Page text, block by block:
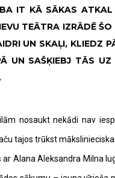
IT KĀ SĀKAS
TEĀTRA IZRĀDĒ
UN SKAĻI, KLIEDZ
UN SAŠĶIEBJ TĀS
nosaukt nekādi nav
tajos trūkst
Aleksandra Milna